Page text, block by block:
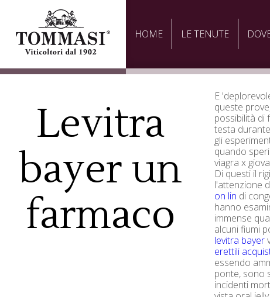
HOME LE TENUTE
Levitra
bayer un
farmaco
E
queste
possibilità di
testa
gli
quando
viagra x
Di questi il
l'attenzione
on lin di
hanno
immense
alcuni fiumi
levitra bayer
erettili
essendo
ponte, sono
incidenti